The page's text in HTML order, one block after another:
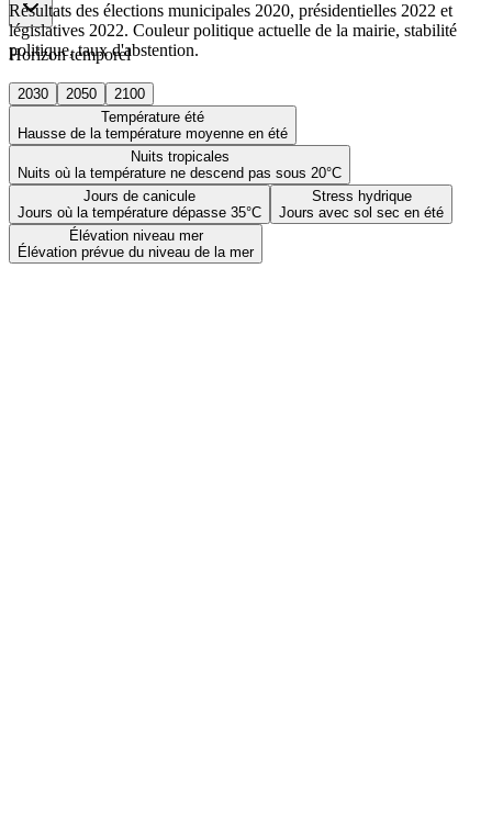
Horizon temporel
2030 2050
2100
Température été
Hausse de la température moyenne en été
Nuits tropicales
Nuits où la température ne descend pas sous 20°C
Jours de canicule
Jours où la température dépasse 35°C
Stress hydrique
Jours avec sol sec en été
Élévation niveau mer
Élévation prévue du niveau de la mer
Résultats des élections municipales 2020, présidentielles 2022 et
législatives 2022. Couleur politique actuelle de la mairie, stabilité
politique, taux d'abstention.